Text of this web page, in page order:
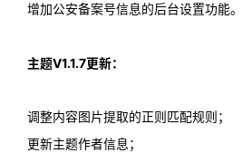
增加公安备案号信息的后台设置功能。
主题V1.1.7更新：
调整内容图片提取的正则匹配规则；
更新主题作者信息；